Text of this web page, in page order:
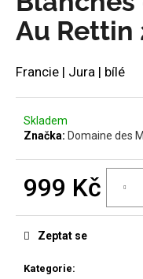
hvězdiček.
Au Rettin
Francie | Jura | bílé
Skladem
Značka: Domaine des
999 Kč
Kategorie:
Zeptat se
D
o
p
o
r
u
č
u
m
TSCHIDA